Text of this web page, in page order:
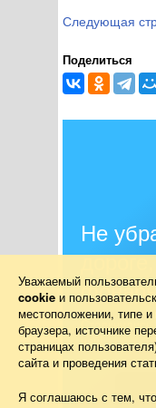
Следующая
Поделиться
Не
ней!
Уважаемый
cookie и
местоположении, типе
браузера, источнике
страницах
сайта и проведения
Я соглашаюсь с тем,